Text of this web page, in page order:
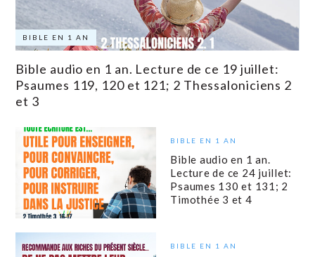
BIBLE EN 1 AN
Bible audio en 1 an. Lecture de ce 19 juillet:
Psaumes 119, 120 et 121; 2 Thessaloniciens 2
et 3
BIBLE EN 1 AN
Bible audio en 1 an.
Lecture de ce 24 juillet:
Psaumes 130 et 131; 2
Timothée 3 et 4
BIBLE EN 1 AN